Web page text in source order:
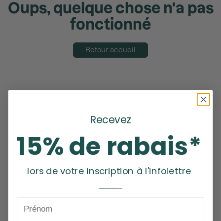
Oups, quelque chose n'a pas
fonctionné
Retour accueil
Recevez
15% de rabais*
lors de votre inscription à l'infolettre